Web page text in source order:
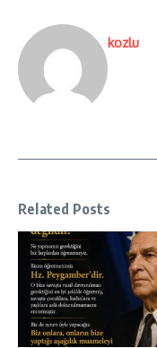
kozlu
Related Posts